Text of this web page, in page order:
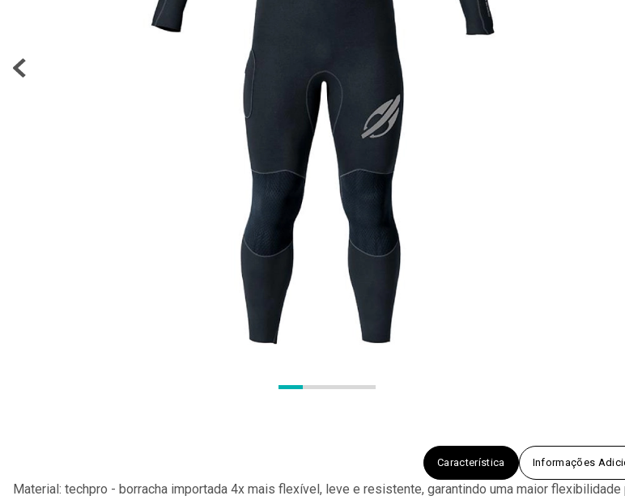
Característica Informações
Material: techpro - borracha importada 4x mais flexível, leve e resistente, garantindo uma maior